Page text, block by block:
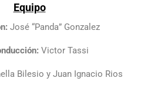
Equipo
José “Panda” Gonzalez
Victor Tassi
Bilesio y Juan Ignacio Rios